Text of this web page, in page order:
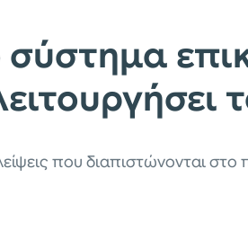
σύστημα
που διαπιστώνονται